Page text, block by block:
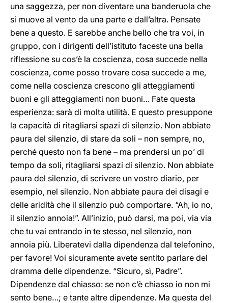
una saggezza, per non diventare una banderuola che
si muove al vento da una parte e dall’altra. Pensate
bene a questo. E sarebbe anche bello che tra voi, in
gruppo, con i dirigenti dell’istituto faceste una bella
riflessione su cos’è la coscienza, cosa succede nella
coscienza, come posso trovare cosa succede a me,
come nella coscienza crescono gli atteggiamenti
buoni e gli atteggiamenti non buoni… Fate questa
esperienza: sarà di molta utilità. E questo presuppone
la capacità di ritagliarsi spazi di silenzio. Non abbiate
paura del silenzio, di stare da soli – non sempre, no,
perché questo non fa bene – ma prendersi un po’ di
tempo da soli, ritagliarsi spazi di silenzio. Non abbiate
paura del silenzio, di scrivere un vostro diario, per
esempio, nel silenzio. Non abbiate paura dei disagi e
delle aridità che il silenzio può comportare. “Ah, io no,
il silenzio annoia!”. All’inizio, può darsi, ma poi, via via
che tu vai entrando in te stesso, nel silenzio, non
annoia più. Liberatevi dalla dipendenza dal telefonino,
per favore! Voi sicuramente avete sentito parlare del
dramma delle dipendenze. “Sicuro, sì, Padre”.
Dipendenze dal chiasso: se non c’è chiasso io non mi
sento bene…; e tante altre dipendenze. Ma questa del